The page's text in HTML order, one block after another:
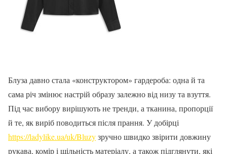
Блуза давно стала «конструктором» гардероба: одна й та
сама річ змінює настрій образу залежно від низу та взуття.
Під час вибору вирішують не тренди, а тканина, пропорції
й те, як виріб поводиться після прання. У добірці
https://ladylike.ua/uk/Bluzyзручно швидко звірити довжину
рукава, комір і щільність матеріалу, а також підглянути, які